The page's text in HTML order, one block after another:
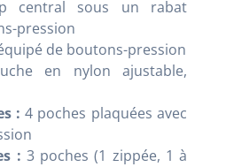
central sous un rabat
pression
de boutons-pression
en nylon ajustable,
: 4 poches plaquées avec
: 3 poches (1 zippée, 1 à